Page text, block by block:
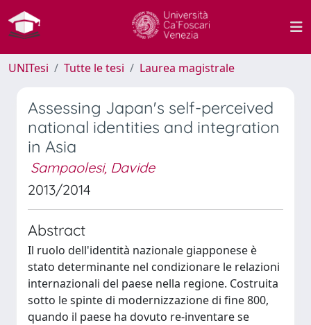
UNITesi Tutte le tesi Laurea magistrale
Assessing Japan's self-perceived
national identities and integration
in Asia
Sampaolesi, Davide
2013/2014
Abstract
Il ruolo dell'identità nazionale giapponese è
stato determinante nel condizionare le relazioni
internazionali del paese nella regione. Costruita
sotto le spinte di modernizzazione di fine 800,
quando il paese ha dovuto re-inventare se